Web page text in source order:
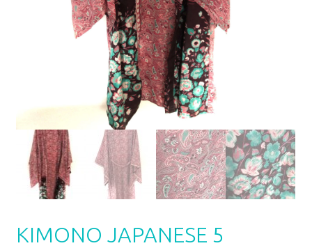
KIMONO JAPANESE 5